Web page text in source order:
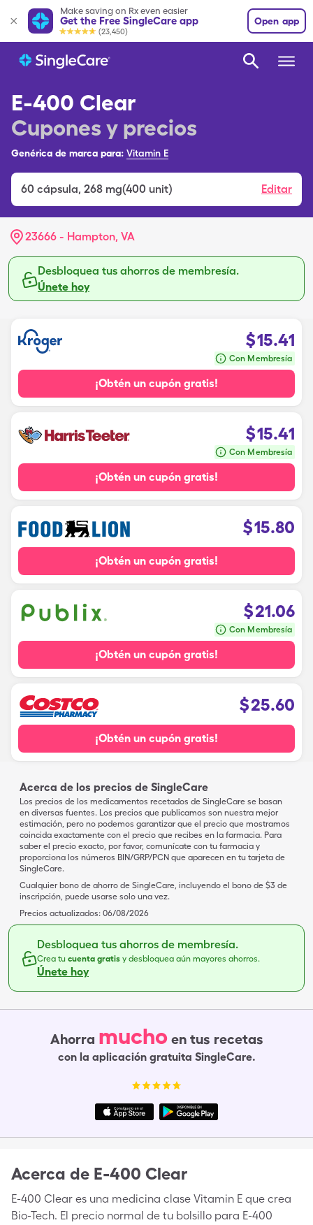
Make saving on Rx even easier
Get the Free SingleCare app
(23,450)
Open app
E-400 Clear
Cupones y precios
Genérica de marca para: Vitamin E
60 cápsula, 268 mg(400 unit) Editar
23666 - Hampton, VA
Desbloquea tus ahorros de membresía.
Únete hoy
$15.41
Con Membresía
¡Obtén un cupón gratis!
$15.41
Con Membresía
¡Obtén un cupón gratis!
$15.80
¡Obtén un cupón gratis!
$21.06
Con Membresía
¡Obtén un cupón gratis!
$25.60
¡Obtén un cupón gratis!
Acerca de los precios de SingleCare
Los precios de los medicamentos recetados de SingleCare se basan
en diversas fuentes. Los precios que publicamos son nuestra mejor
estimación, pero no podemos garantizar que el precio que mostramos
coincida exactamente con el precio que recibes en la farmacia. Para
saber el precio exacto, por favor, comunícate con tu farmacia y
proporciona los números BIN/GRP/PCN que aparecen en tu tarjeta de
SingleCare.
Cualquier bono de ahorro de SingleCare, incluyendo el bono de $3 de
inscripción, puede usarse solo una vez.
Precios actualizados: 06/08/2026
Desbloquea tus ahorros de membresía.
Crea tu cuenta gratis y desbloquea aún mayores ahorros.
Únete hoy
Ahorra mucho en tus recetas
con la aplicación gratuita SingleCare.
Acerca de E-400 Clear
E-400 Clear es una medicina clase Vitamin E que crea
Bio-Tech. El precio normal de tu bolsillo para E-400